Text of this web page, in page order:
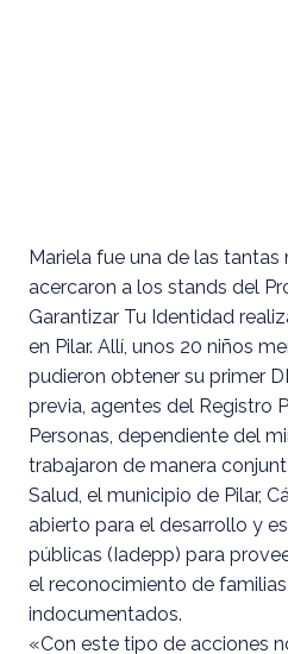
Mariela fue una de las tantas
acercaron a los stands del
Garantizar Tu Identidad
en Pilar. Allí, unos 20 niños
pudieron obtener su primer
previa, agentes del Registro
Personas, dependiente del
trabajaron de manera
Salud, el municipio de Pilar,
abierto para el desarrollo y
públicas (Iadepp) para
el reconocimiento de
indocumentados.
«Con este tipo de acciones